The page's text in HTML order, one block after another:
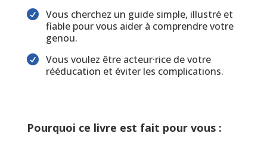

Vous cherchez un guide simple, illustré et
fiable pour vous aider à comprendre votre
genou.

Vous voulez être acteur·rice de votre
rééducation et éviter les complications.
Pourquoi ce livre est fait pour vous :